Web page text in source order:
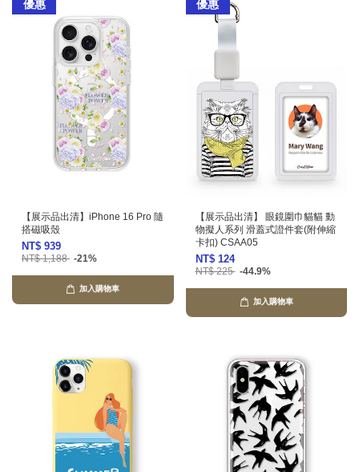
優惠
【展示品出清】iPhone 16 Pro 隨
搭磁吸殼
NT$ 939
NT$ 1,188 -21%
加入購物車
優惠
【展示品出清】 眼鏡圍巾貓貓 動
物擬人系列 滑蓋式證件套(附伸縮
卡扣) CSAA05
NT$ 124
NT$ 225 -44.9%
加入購物車